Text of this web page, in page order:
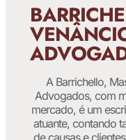
A Barrichello,
Advogados, com
mercado, é um
atuante, contando